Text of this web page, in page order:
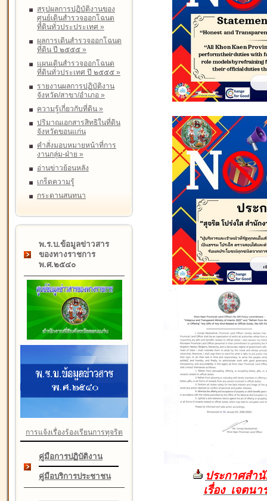
สรุปผลการปฏิบัติงานของ
ศูนย์เดินสำรวจออกโฉนด
ที่ดินทั่วประประเทศ »
ผลการเดินสำรวจออกโฉนด
ที่ดิน ปี ๒๕๕๕ »
แผนเดินสำรวจออกโฉนด
ที่ดินทั่วประเทศ ปี ๒๕๕๕ »
รายงานผลการปฏิบัติงาน
จังหวัด/สาขา/อำเภอ »
ความรู้เกี่ยวกับที่ดิน »
ปริมาณเอกสารสิทธิในที่ดิน
จังหวัดขอนแก่น
คำสั่งมอบหมายหน้าที่การ
งานกลุ่ม-ฝ่าย »
อ่านข่าวย้อนหลัง
เกร็ดความรู้
กระดานสนทนา
พ.ร.บ.ข้อมูลข่าวสาร
ของทางราชการ
พ.ศ.๒๕๔๐
การแจ้งเรื่องร้องเรียนการทุจริต
คู่มือการปฏิบัติงาน
คู่มือบริการประชาชน
ประกาศสำ
เรื่อง เจตน